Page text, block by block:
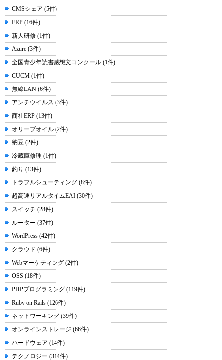
CMSシェア (5件)
ERP (16件)
新人研修 (1件)
Azure (3件)
全国青少年読書感想文コンクール (1件)
CUCM (1件)
無線LAN (6件)
アンチウイルス (3件)
商社ERP (13件)
オリーブオイル (2件)
納豆 (2件)
冷蔵庫修理 (1件)
釣り (13件)
トラブルシューティング (8件)
超高速リアルタイムEAI (30件)
スイッチ (28件)
ルーター (37件)
WordPress (42件)
クラウド (6件)
Webマーケティング (2件)
OSS (18件)
PHPプログラミング (119件)
Ruby on Rails (126件)
ネットワーキング (39件)
オンラインストレージ (66件)
ハードウェア (14件)
テクノロジー (314件)